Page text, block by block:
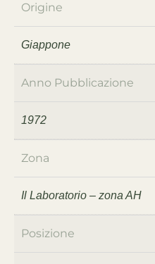
Origine
Giappone
Anno Pubblicazione
1972
Zona
Il Laboratorio – zona AH
Posizione